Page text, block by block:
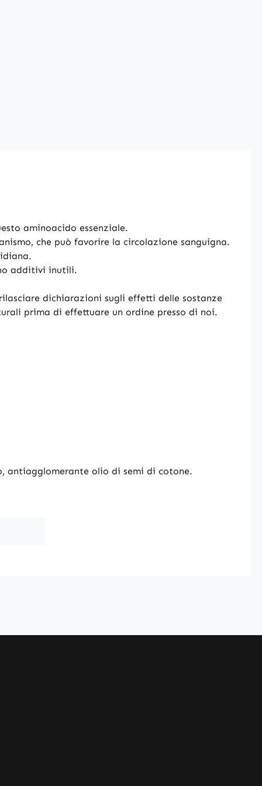
aminoacido essenziale.
che può favorire la circolazione sanguigna.
additivi inutili.
dichiarazioni sugli effetti delle sostanze
prima di effettuare un ordine presso di noi.
antiagglomerante olio di semi di cotone.